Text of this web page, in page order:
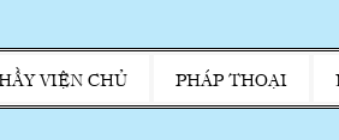
VIỆN CHỦ PHÁP THOẠI